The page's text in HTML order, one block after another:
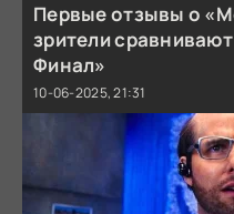
Первые отзывы о
зрители
Финал»
10-06-2025, 21:31